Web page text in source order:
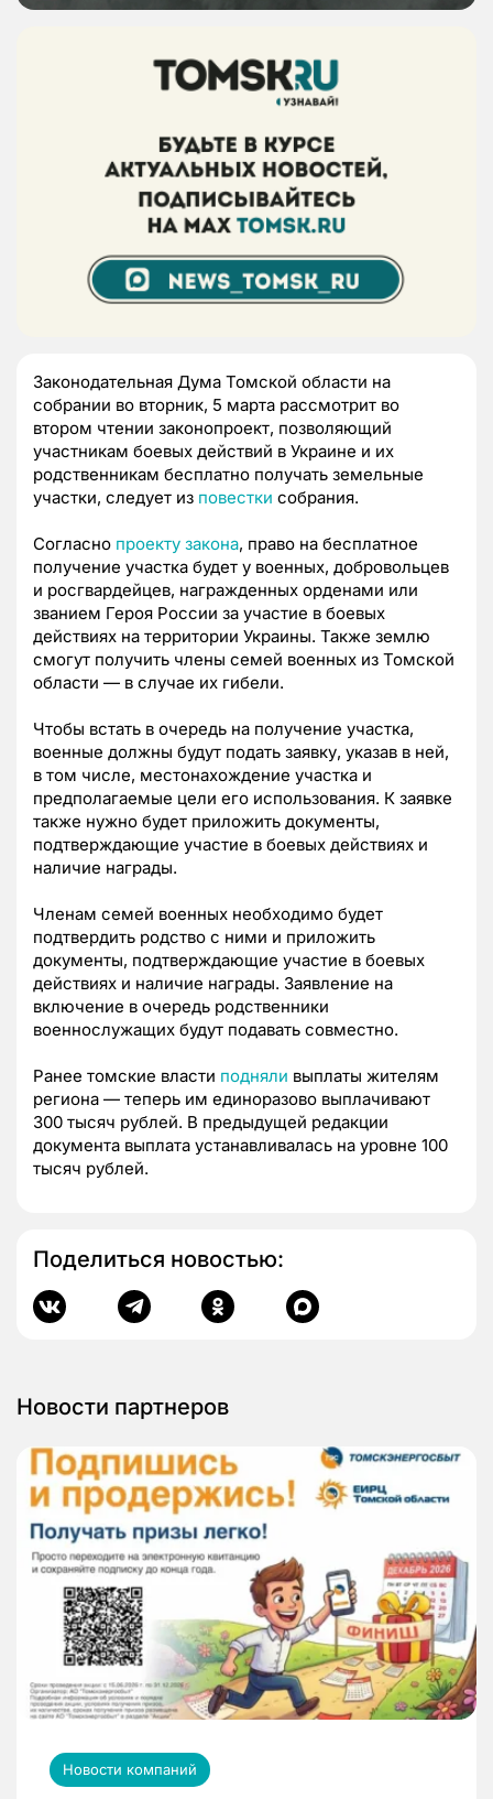
Законодательная Дума Томской области на
собрании во вторник, 5 марта рассмотрит во
втором чтении законопроект, позволяющий
участникам боевых действий в Украине и их
родственникам бесплатно получать земельные
участки, следует из повестки собрания.
Согласно проекту закона, право на бесплатное
получение участка будет у военных, добровольцев
и росгвардейцев, награжденных орденами или
званием Героя России за участие в боевых
действиях на территории Украины. Также землю
смогут получить члены семей военных из Томской
области — в случае их гибели.
Чтобы встать в очередь на получение участка,
военные должны будут подать заявку, указав в ней,
в том числе, местонахождение участка и
предполагаемые цели его использования. К заявке
также нужно будет приложить документы,
подтверждающие участие в боевых действиях и
наличие награды.
Членам семей военных необходимо будет
подтвердить родство с ними и приложить
документы, подтверждающие участие в боевых
действиях и наличие награды. Заявление на
включение в очередь родственники
военнослужащих будут подавать совместно.
Ранее томские власти подняли выплаты жителям
региона — теперь им единоразово выплачивают
300 тысяч рублей. В предыдущей редакции
документа выплата устанавливалась на уровне 100
тысяч рублей.
Поделиться новостью:
Новости партнеров
Новости компаний